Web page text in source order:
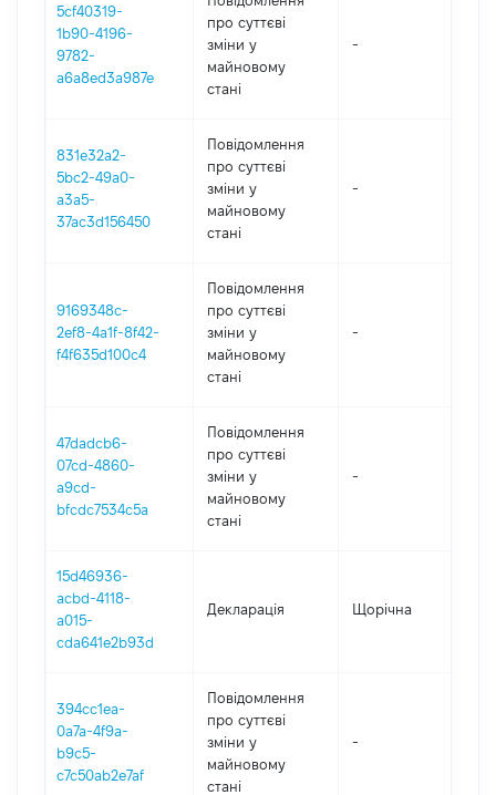
5cf40319-
1b90-4196-
9782-
a6a8ed3a987e
про суттєві
зміни y
майновому
стані
-
831e32a2-
5bc2-49a0-
a3a5-
37ac3d156450
Повідомлення
про суттєві
зміни y
майновому
стані
-
9169348c-
2ef8-4a1f-8f42-
f4f635d100c4
Повідомлення
про суттєві
зміни y
майновому
стані
-
47dadcb6-
07cd-4860-
a9cd-
bfcdc7534c5a
Повідомлення
про суттєві
зміни y
майновому
стані
-
15d46936-
acbd-4118-
a015-
cda641e2b93d
Декларація Щорічна
394cc1ea-
0a7a-4f9a-
b9c5-
c7c50ab2e7af
Повідомлення
про суттєві
зміни y
майновому
стані
-